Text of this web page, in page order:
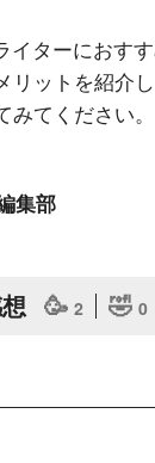
イターにおす
リットを紹介
てください。
集部
🥳 2 🤣 0